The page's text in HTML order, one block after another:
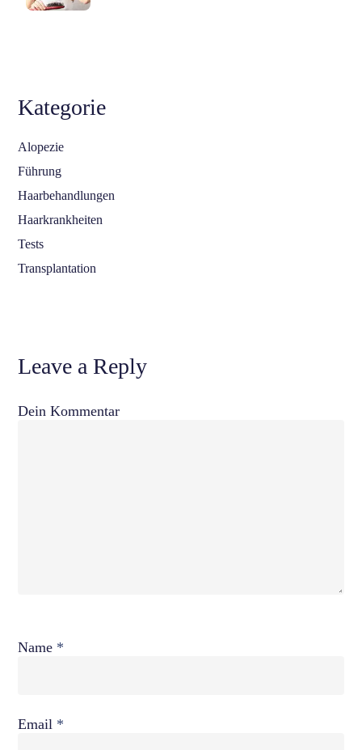
Kategorie
Alopezie
Führung
Haarbehandlungen
Haarkrankheiten
Tests
Transplantation
Leave a Reply
Dein Kommentar
Name *
Email *